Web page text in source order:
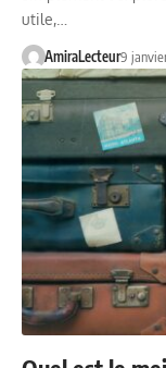
utile,…
AmiraLecteur9